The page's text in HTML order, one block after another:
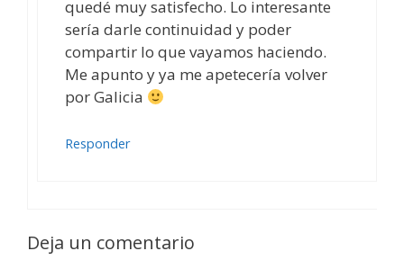
quedé muy satisfecho. Lo interesante
sería darle continuidad y poder
compartir lo que vayamos haciendo.
Me apunto y ya me apetecería volver
por Galicia
Responder
Deja un comentario